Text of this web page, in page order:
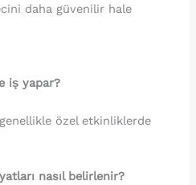
daha güvenilir hale
iş yapar?
özel etkinliklerde
nasıl belirlenir?